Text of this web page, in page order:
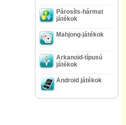
Párosíts-hármat
játékok
Mahjong-játékok
Arkanoid-típusú
játékok
Android játékok